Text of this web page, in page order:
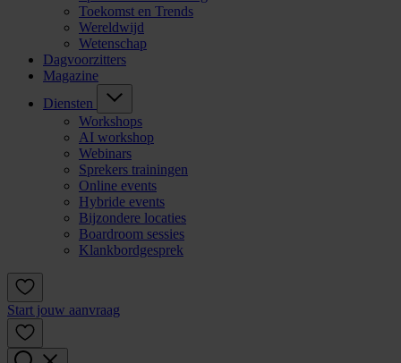
Toekomst en Trends
Wereldwijd
Wetenschap
Dagvoorzitters
Magazine
Diensten
Workshops
AI workshop
Webinars
Sprekers trainingen
Online events
Hybride events
Bijzondere locaties
Boardroom sessies
Klankbordgesprek
Start jouw aanvraag